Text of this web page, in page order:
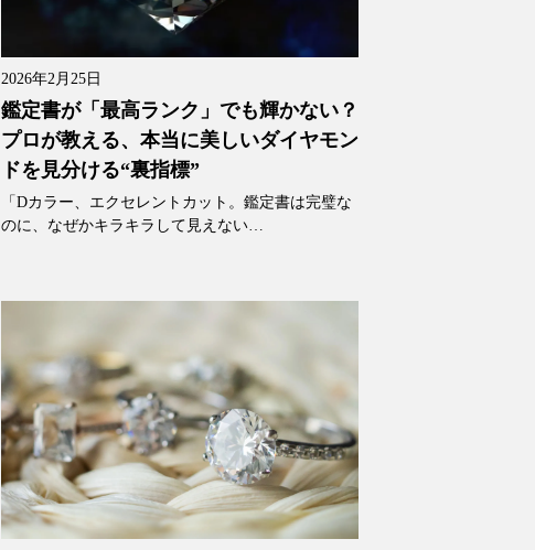
2026年2月25日
鑑定書が「最高ランク」でも輝かない？
プロが教える、本当に美しいダイヤモン
ドを見分ける“裏指標”
「Dカラー、エクセレントカット。鑑定書は完璧な
のに、なぜかキラキラして見えない…